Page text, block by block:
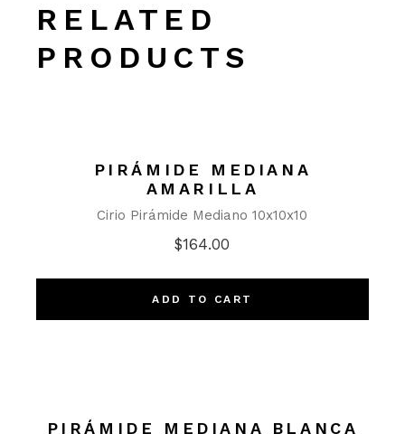
RELATED
PRODUCTS
PIRÁMIDE MEDIANA
AMARILLA
Cirio Pirámide Mediano 10x10x10
$164.00
ADD TO CART
PIRÁMIDE MEDIANA BLANCA